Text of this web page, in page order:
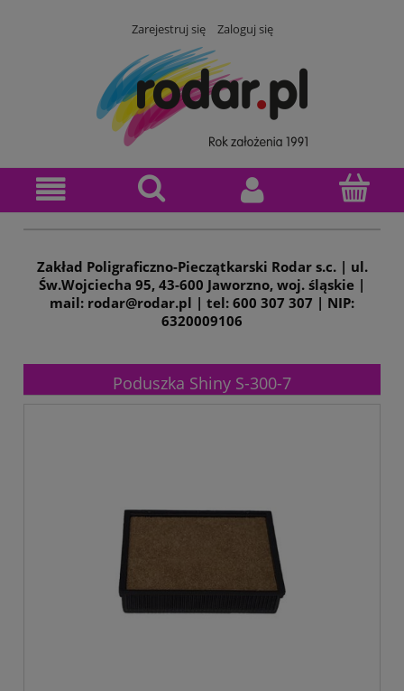
Zarejestruj się Zaloguj się
Zakład Poligraficzno-Pieczątkarski Rodar s.c. | ul.
Św.Wojciecha 95, 43-600 Jaworzno, woj. śląskie |
mail: rodar@rodar.pl | tel: 600 307 307 | NIP:
6320009106
Poduszka Shiny S-300-7